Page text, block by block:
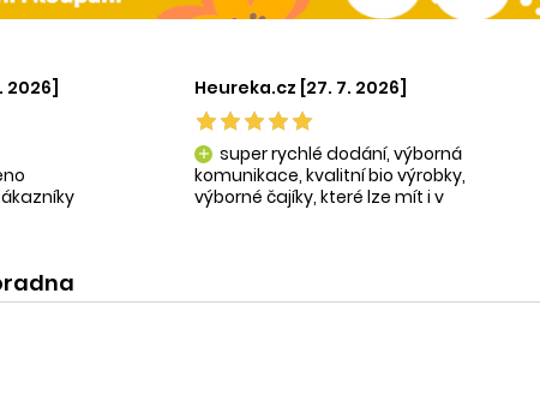
2026] Heureka.cz [27. 7. 2026]
add super rychlé dodání, výborná
komunikace, kvalitní bio výrobky,
výborné čajíky, které lze mít i v